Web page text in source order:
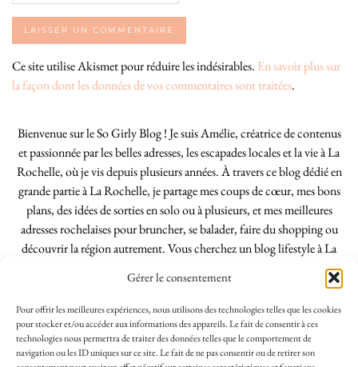
Gérer le consentement
Pour offrir les meilleures expériences, nous utilisons des technologies telles que les cookies
pour stocker et/ou accéder aux informations des appareils. Le fait de consentir à ces
technologies nous permettra de traiter des données telles que le comportement de
navigation ou les ID uniques sur ce site. Le fait de ne pas consentir ou de retirer son
Ce site utilise Akismet pour réduire les indésirables. En savoir plus sur
la façon dont les données de vos commentaires sont traitées.
Bienvenue sur le So Girly Blog ! Je suis Amélie, créatrice de contenus
et passionnée par les belles adresses, les escapades locales et la vie à La
Rochelle, où je vis depuis plusieurs années. À travers ce blog dédié en
grande partie à La Rochelle, je partage mes coups de cœur, mes bons
plans, des idées de sorties en solo ou à plusieurs, et mes meilleures
adresses rochelaises pour bruncher, se balader, faire du shopping ou
découvrir la région autrement. Vous cherchez un blog lifestyle à La
Rochelle, tenu par une locale ? Vous êtes au bon endroit. Que vous
soyez Rochelais·e ou de passage dans notre belle ville, j’espère que mes
articles vous aideront à profiter de La Rochelle comme un·e vrai·e
initié·e. !